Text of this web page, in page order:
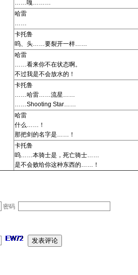
……嘎………
哈雷
……
卡托鲁
呜、头……要裂开一样……
哈雷
……看来你不在状态啊。
不过我是不会放水的！
卡托鲁
……哈雷……流星……
……Shooting Star……
哈雷
什么……！
那把剑的名字是……！
卡托鲁
呜……本骑士是，死亡骑士……
是不会败给你这种东西的……！
密码